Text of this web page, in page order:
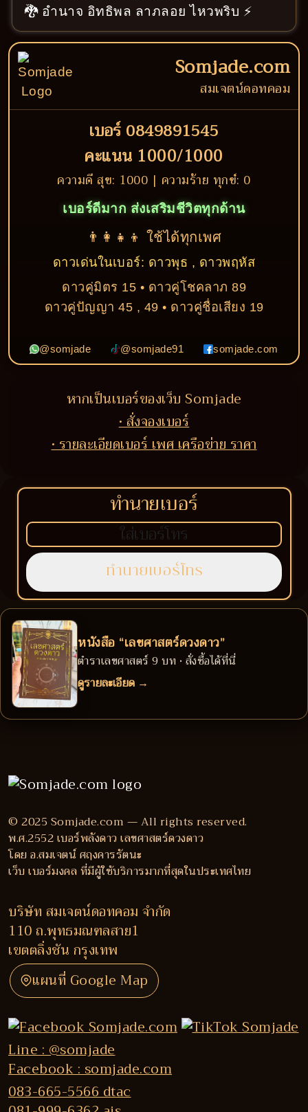
🐉 อำนาจ อิทธิพล ลาภลอย ไหวพริบ ⚡
Somjade.com
สมเจตน์ดอทคอม
เบอร์ 0849891545
คะแนน 1000/1000
ความดี สุข: 1000 | ความร้าย ทุกข์: 0
เบอร์ดีมาก ส่งเสริมชีวิตทุกด้าน
👨‍👩‍👧‍👦 ใช้ได้ทุกเพศ
ดาวเด่นในเบอร์: ดาวพุธ , ดาวพฤหัส
ดาวคู่มิตร 15 • ดาวคู่โชคลาภ 89
ดาวคู่ปัญญา 45 , 49 • ดาวคู่ชื่อเสียง 19
@somjade @somjade91 somjade.com
หากเป็นเบอร์ของเว็บ Somjade
• สั่งจองเบอร์
• รายละเอียดเบอร์ เพศ เครือข่าย ราคา
ทำนายเบอร์
หนังสือ “เลขศาสตร์ดวงดาว”
ตำราเลขศาสตร์ 9 บท • สั่งซื้อได้ที่นี่
ดูรายละเอียด →
© 2025 Somjade.com — All rights reserved.
พ.ศ.2552 เบอร์พลังดาว เลขศาสตร์ดวงดาว
โดย อ.สมเจตน์ ศฤงคารรัตนะ
เว็บ เบอร์มงคล ที่มีผู้ใช้บริการมากที่สุดในประเทศไทย
บริษัท สมเจตน์ดอทคอม จำกัด
110 ถ.พุทธมณฑลสาย1
เขตตลิ่งชัน กรุงเทพ
แผนที่ Google Map
Line : @somjade
Facebook : somjade.com
083-665-5566 dtac